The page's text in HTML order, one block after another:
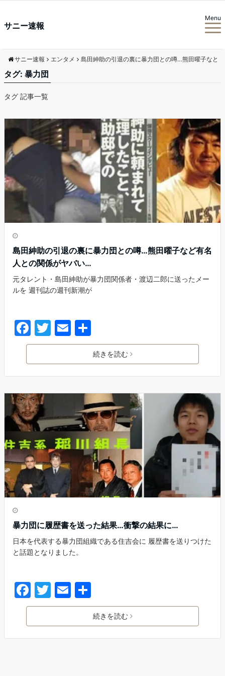
サニー速報
Menu
サニー速報 エンタメ 島田紳助の引退の裏に暴力団との噂…熊田曜子など
タグ: 暴力団
タグ 記事一覧
島田紳助の引退の裏に暴力団との噂…熊田曜子など有名
人との関係がヤバい…
元タレント・島田紳助が暴力団関係者・渡辺二郎に送ったメー
ルを 週刊誌の週刊新潮が
続きを読む
暴力団に履歴書を送った結果…衝撃の結果に…
日本を代表する暴力団組織である住吉会に 履歴書を送りつけた
と話題となりました。
続きを読む